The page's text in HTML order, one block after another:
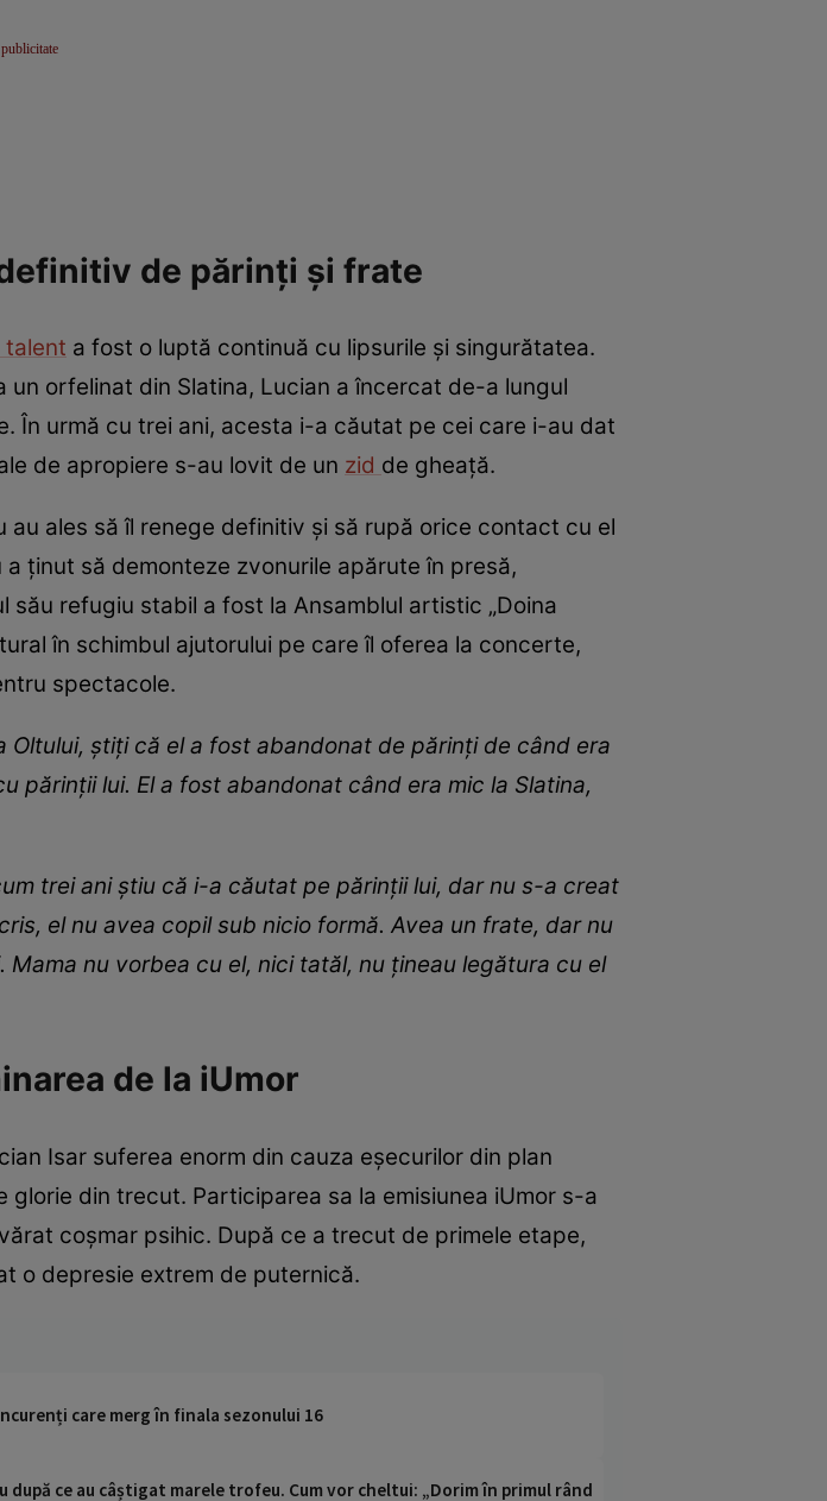
de părinți și frate
talent a fost o luptă continuă cu lipsurile și singurătatea.
orfelinat din Slatina, Lucian a încercat de-a lungul
În urmă cu trei ani, acesta i-a căutat pe cei care i-au dat
de apropiere s-au lovit de un zid de gheață.
ales să îl renege definitiv și să rupă orice contact cu el
ținut să demonteze zvonurile apărute în presă,
refugiu stabil a fost la Ansamblul artistic „Doina
în schimbul ajutorului pe care îl oferea la concerte,
spectacole.
Oltului, știți că el a fost abandonat de părinți de când era
părinții lui. El a fost abandonat când era mic la Slatina,
trei ani știu că i-a căutat pe părinții lui, dar nu s-a creat
el nu avea copil sub nicio formă. Avea un frate, dar nu
nu vorbea cu el, nici tatăl, nu țineau legătura cu el
de la iUmor
Isar suferea enorm din cauza eșecurilor din plan
din trecut. Participarea sa la emisiunea iUmor s-a
coșmar psihic. După ce a trecut de primele etape,
o depresie extrem de puternică.
care merg în finala sezonului 16
ce au câștigat marele trofeu. Cum vor cheltui: „Dorim în primul rând